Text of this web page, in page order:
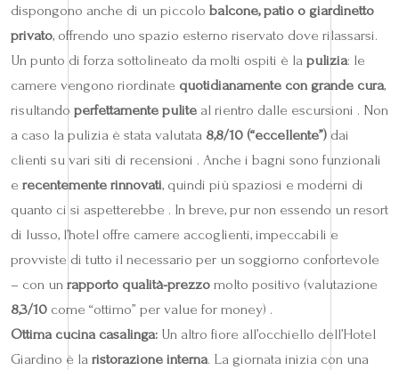
dispongono anche di un piccolo balcone, patio o giardinetto
privato, offrendo uno spazio esterno riservato dove rilassarsi.
Un punto di forza sottolineato da molti ospiti è la pulizia: le
camere vengono riordinate quotidianamente con grande cura,
risultando perfettamente pulite al rientro dalle escursioni . Non
a caso la pulizia è stata valutata 8,8/10 (“eccellente”) dai
clienti su vari siti di recensioni . Anche i bagni sono funzionali
e recentemente rinnovati, quindi più spaziosi e moderni di
quanto ci si aspetterebbe . In breve, pur non essendo un resort
di lusso, l’hotel offre camere accoglienti, impeccabili e
provviste di tutto il necessario per un soggiorno confortevole
– con un rapporto qualità-prezzo molto positivo (valutazione
8,3/10 come “ottimo” per value for money) .
Ottima cucina casalinga: Un altro fiore all’occhiello dell’Hotel
Giardino è la ristorazione interna. La giornata inizia con una